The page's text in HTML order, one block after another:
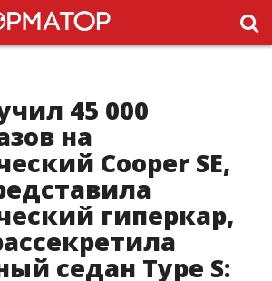
45 000
на
Cooper SE,
гиперкар,
седан Type S: